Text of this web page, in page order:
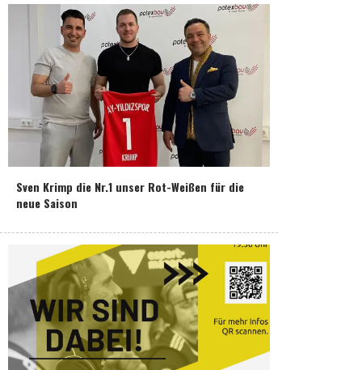
Sven Krimp die Nr.1 unser Rot-Weißen für die
neue Saison